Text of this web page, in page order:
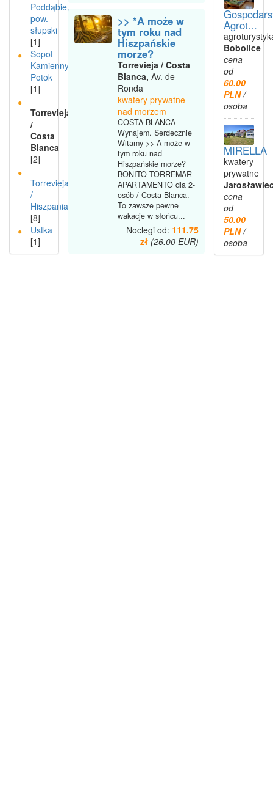
Poddąbie,
pow.
słupski
[1]
Sopot
Kamienny
Potok
[1]
Torrevieja
/
Costa
Blanca
[2]
Torrevieja
/
Hiszpania
[8]
Ustka
[1]
>> *A może w
tym roku nad
Hiszpańskie
morze?
Torrevieja / Costa
Blanca, Av. de
Ronda
kwatery prywatne
nad morzem
COSTA BLANCA –
Wynajem. Serdecznie
Witamy >> A może w
tym roku nad
Hiszpańskie morze?
BONITO TORREMAR
APARTAMENTO dla 2-
osób / Costa Blanca.
To zawsze pewne
wakacje w słońcu...
Noclegi od: 111.75
zł (26.00 EUR)
Agrot...
Bobolice
cena
od
60.00
PLN/
osoba
MIRELLA
kwatery
prywatne
cena
od
50.00
PLN/
osoba